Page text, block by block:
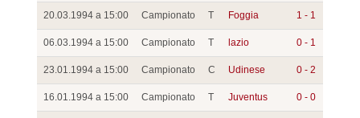
20.03.1994 a 15:00 Campionato T Foggia 1 - 1
06.03.1994 a 15:00 Campionato T lazio 0 - 1
23.01.1994 a 15:00 Campionato C Udinese 0 - 2
16.01.1994 a 15:00 Campionato T Juventus 0 - 0